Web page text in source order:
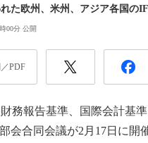
た欧州、米州、アジア各国の
00分 公開
PDF
務報告基準、国際会計基
会合同会議が2月17日に開